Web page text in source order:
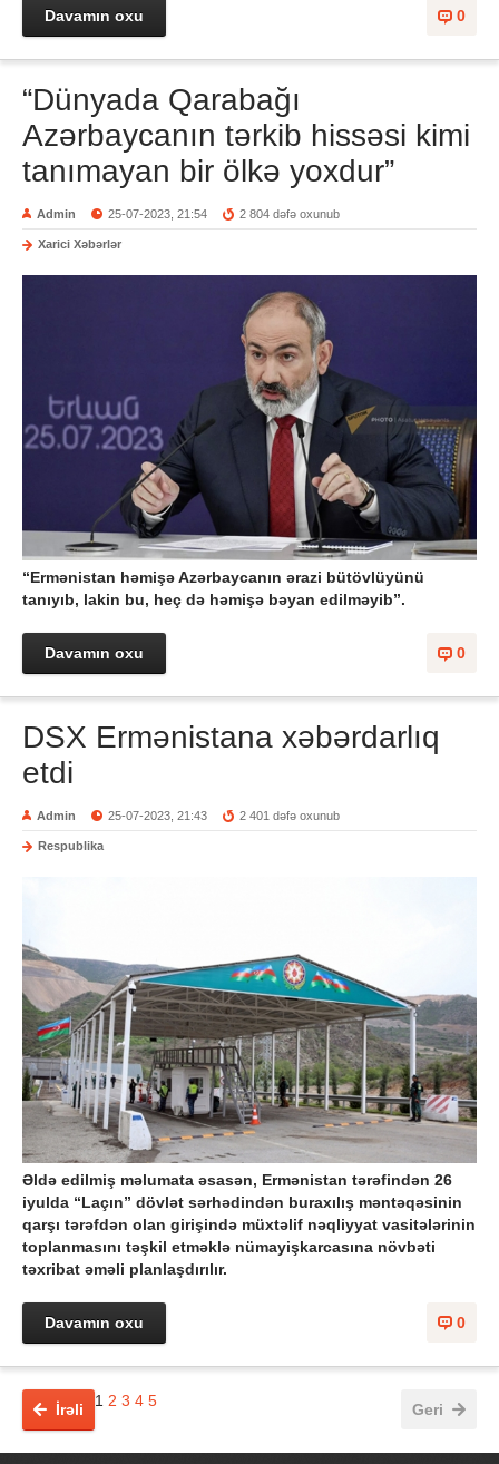
0
Davamın oxu
“Dünyada Qarabağı
Azərbaycanın tərkib hissəsi kimi
tanımayan bir ölkə yoxdur”
Admin 25-07-2023, 21:54 2 804 dəfə oxunub
Xarici Xəbərlər
“Ermənistan həmişə Azərbaycanın ərazi bütövlüyünü
tanıyıb, lakin bu, heç də həmişə bəyan edilməyib”.
0
Davamın oxu
DSX Ermənistana xəbərdarlıq
etdi
Admin 25-07-2023, 21:43 2 401 dəfə oxunub
Respublika
Əldə edilmiş məlumata əsasən, Ermənistan tərəfindən 26
iyulda “Laçın” dövlət sərhədindən buraxılış məntəqəsinin
qarşı tərəfdən olan girişində müxtəlif nəqliyyat vasitələrinin
toplanmasını təşkil etməklə nümayişkarcasına növbəti
təxribat əməli planlaşdırılır.
0
Davamın oxu
İrəli 1 2 3 4 5 Geri